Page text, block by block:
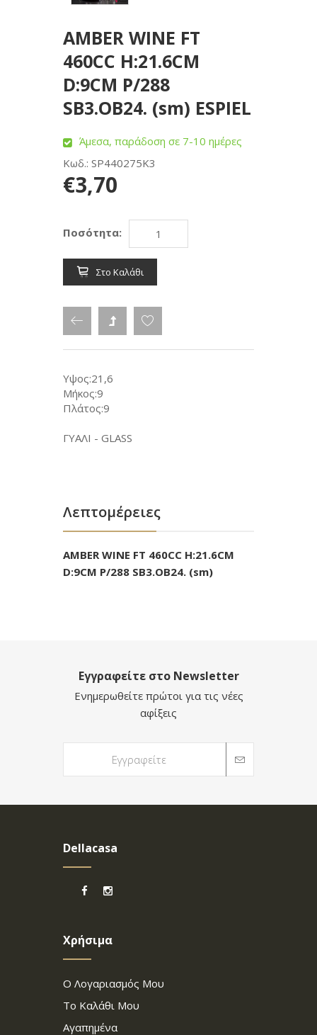
AMBER WINE FT
460CC H:21.6CM
D:9CM P/288
SB3.OB24. (sm) ESPIEL
Άμεσα, παράδοση σε 7-10 ημέρες
Κωδ.: SP440275K3
€3,70
Ποσότητα:
Στο Καλάθι
Υψος:21,6
Μήκος:9
Πλάτος:9
ΓΥΑΛΙ - GLASS
Λεπτομέρειες
AMBER WINE FT 460CC H:21.6CM
D:9CM P/288 SB3.OB24. (sm)
Εγγραφείτε στο Newsletter
Ενημερωθείτε πρώτοι για τις νέες
αφίξεις
Dellacasa
Χρήσιμα
Ο Λογαριασμός Μου
Το Καλάθι Μου
Αγαπημένα